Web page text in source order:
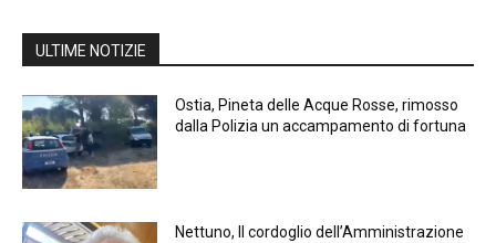
ULTIME NOTIZIE
Ostia, Pineta delle Acque Rosse, rimosso
dalla Polizia un accampamento di fortuna
Nettuno, Il cordoglio dell’Amministrazione